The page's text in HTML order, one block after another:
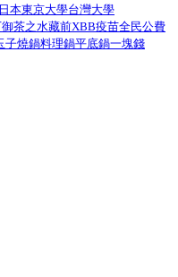
日本東京大學台灣大學
御茶之水藏前XBB疫苗全民公費
子燒鍋料理鍋平底鍋一塊錢